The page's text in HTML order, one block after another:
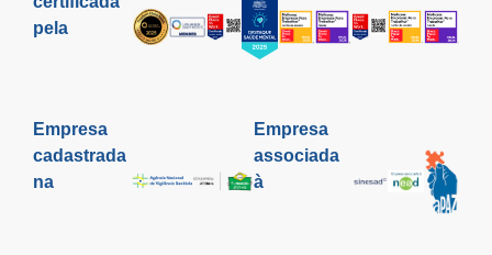
pela
Empresa
cadastrada
na
Empresa
associada
à